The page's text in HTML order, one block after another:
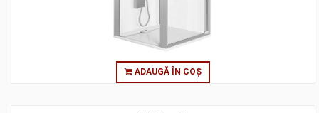
ADAUGĂ ÎN COȘ